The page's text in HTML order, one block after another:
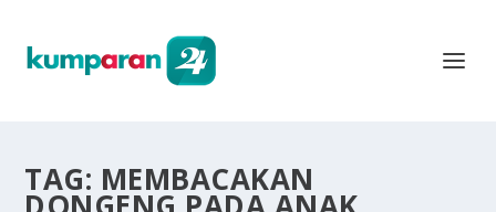
TAG: MEMBACAKAN